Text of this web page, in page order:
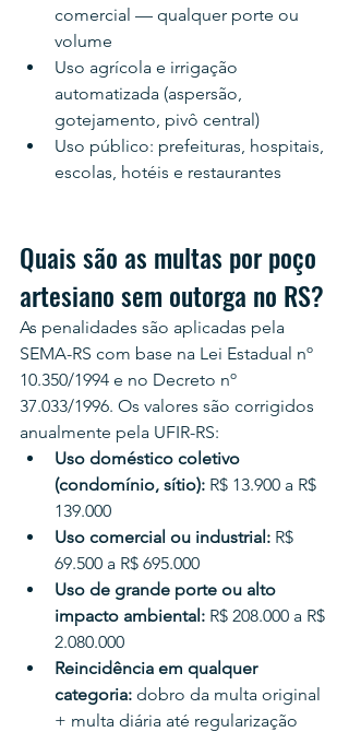
comercial — qualquer porte ou
volume
Uso agrícola e irrigação
automatizada (aspersão,
gotejamento, pivô central)
Uso público: prefeituras, hospitais,
escolas, hotéis e restaurantes
Quais são as multas por poço
artesiano sem outorga no RS?
As penalidades são aplicadas pela
SEMA-RS com base na Lei Estadual nº
10.350/1994 e no Decreto nº
37.033/1996. Os valores são corrigidos
anualmente pela UFIR-RS:
Uso doméstico coletivo
(condomínio, sítio): R$ 13.900 a R$
139.000
Uso comercial ou industrial: R$
69.500 a R$ 695.000
Uso de grande porte ou alto
impacto ambiental: R$ 208.000 a R$
2.080.000
Reincidência em qualquer
categoria: dobro da multa original
+ multa diária até regularização